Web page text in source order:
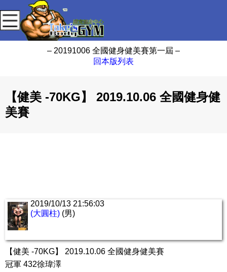
– 20191006 全國健身健美賽第一屆 –
回本版列表
【健美 -70KG】 2019.10.06 全國健身健
美賽
2019/10/13 21:56:03
(大圓柱) (男)
【健美 -70KG】 2019.10.06 全國健身健美賽
冠軍 432徐瑋澤